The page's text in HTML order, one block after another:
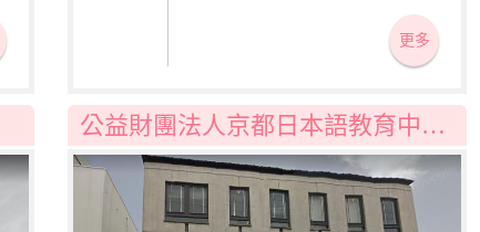
日本全國59間專門學校的教育資源。
更多
公益財團法人京都日本語教育中心京都日本語學校